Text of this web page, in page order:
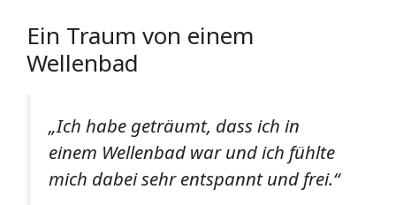
Ein Traum von einem
Wellenbad
„Ich habe geträumt, dass ich in
einem Wellenbad war und ich fühlte
mich dabei sehr entspannt und frei.“